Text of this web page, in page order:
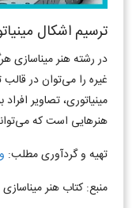
ترسیم اشکال
در رشته هنر میناسازی
غیره را می‌توان در قالب
مینیاتوری، تصاویر
هنرهایی است که
تهیه و گردآوری مطلب:
منبع: کتاب هنر میناسازی